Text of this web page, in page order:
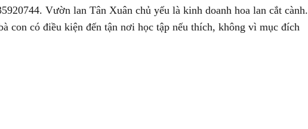
Vườn lan Tân Xuân chủ yếu là kinh doanh hoa lan cắt cành.
con có điều kiện đến tận nơi học tập nếu thích, không vì mục đích